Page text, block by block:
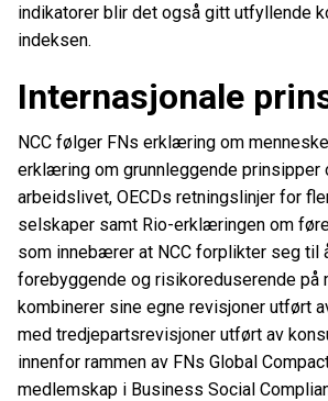
indikatorer blir det også gitt utfyllende
indeksen.
Internasjonale
NCC følger FNs erklæring om
erklæring om grunnleggende prinsipper
arbeidslivet, OECDs retningslinjer for
selskaper samt Rio-erklæringen om
som innebærer at NCC forplikter seg til
forebyggende og risikoreduserende på
kombinerer sine egne revisjoner utført
med tredjepartsrevisjoner utført av
innenfor rammen av FNs Global
medlemskap i Business Social